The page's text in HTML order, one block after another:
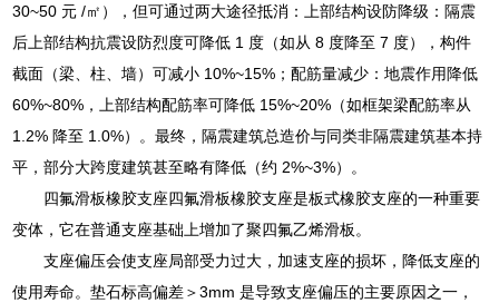
30~50 元 /㎡），但可通过两大途径抵消：上部结构设防降级：隔震
后上部结构抗震设防烈度可降低 1 度（如从 8 度降至 7 度），构件
截面（梁、柱、墙）可减小 10%~15%；配筋量减少：地震作用降低
60%~80%，上部结构配筋率可降低 15%~20%（如框架梁配筋率从
1.2% 降至 1.0%）。最终，隔震建筑总造价与同类非隔震建筑基本持
平，部分大跨度建筑甚至略有降低（约 2%~3%）。
四氟滑板橡胶支座四氟滑板橡胶支座是板式橡胶支座的一种重要
变体，它在普通支座基础上增加了聚四氟乙烯滑板。
支座偏压会使支座局部受力过大，加速支座的损坏，降低支座的
使用寿命。垫石标高偏差＞3mm 是导致支座偏压的主要原因之一，